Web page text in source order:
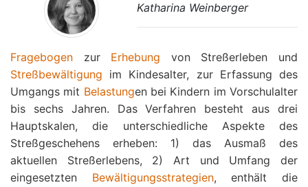
Katharina Weinberger
Fragebogen zur Erhebung von Streßerleben und
Streßbewältigung im Kindesalter, zur Erfassung des
Umgangs mit Belastungen bei Kindern im Vorschulalter
bis sechs Jahren. Das Verfahren besteht aus drei
Hauptskalen, die unterschiedliche Aspekte des
Streßgeschehens erheben: 1) das Ausmaß des
aktuellen Streßerlebens, 2) Art und Umfang der
eingesetzten Bewältigungsstrategien, enthält die